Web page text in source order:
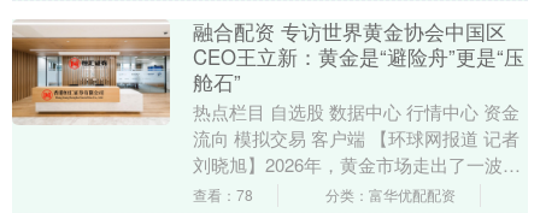
融合配资 专访世界黄金协会中国区
CEO王立新：黄金是“避险舟”更是“压
舱石”
热点栏目 自选股 数据中心 行情中心 资金
流向 模拟交易 客户端 【环球网报道 记者
刘晓旭】2026年，黄金市场走出了一波令
全球投资者瞠目的“史诗级”行情。国....
查看：78 分类：富华优配配资